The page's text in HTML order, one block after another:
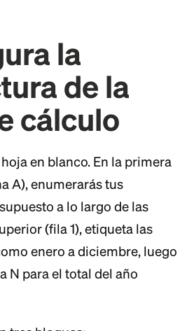
la
de la
cálculo
en blanco. En la primera
A), enumerarás tus
a lo largo de las
(fila 1), etiqueta las
enero a diciembre, luego
N para el total del año